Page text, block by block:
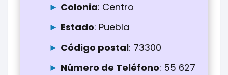
Colonia: Centro
Estado: Puebla
Código postal: 73300
Número de Teléfono: 55 627